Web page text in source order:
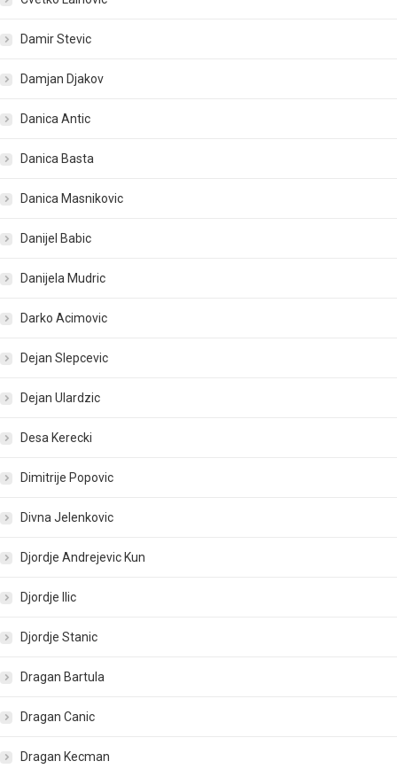
Damir Stevic
Damjan Djakov
Danica Antic
Danica Basta
Danica Masnikovic
Danijel Babic
Danijela Mudric
Darko Acimovic
Dejan Slepcevic
Dejan Ulardzic
Desa Kerecki
Dimitrije Popovic
Divna Jelenkovic
Djordje Andrejevic Kun
Djordje Ilic
Djordje Stanic
Dragan Bartula
Dragan Canic
Dragan Kecman